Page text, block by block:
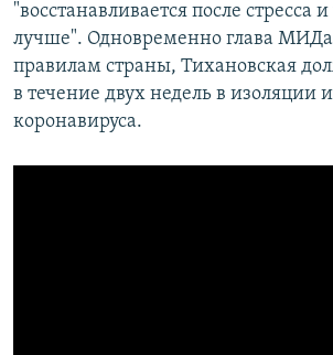
"восстанавливается после стресса и
лучше". Одновременно глава МИДа
правилам страны, Тихановская
в течение двух недель в изоляции
коронавируса.